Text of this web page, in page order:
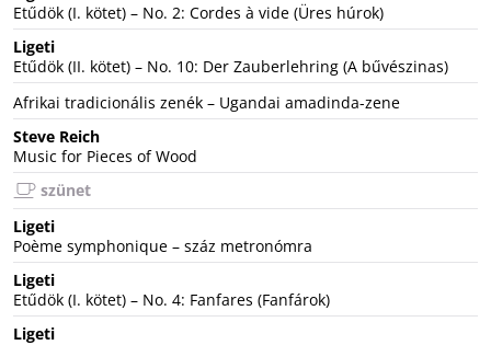
Etűdök (I. kötet) – No. 2: Cordes à vide (Üres húrok)
Ligeti
Etűdök (II. kötet) – No. 10: Der Zauberlehring (A bűvészinas)
Afrikai tradicionális zenék – Ugandai amadinda-zene
Steve Reich
Music for Pieces of Wood
szünet
Ligeti
Poème symphonique – száz metronómra
Ligeti
Etűdök (I. kötet) – No. 4: Fanfares (Fanfárok)
Ligeti